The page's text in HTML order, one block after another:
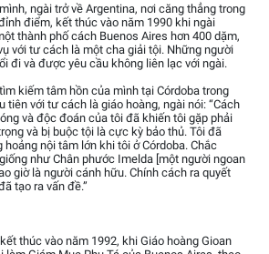
ngài trở về Argentina, nơi căng thẳng trong
điểm, kết thúc vào năm 1990 khi ngài
thành phố cách Buenos Aires hơn 400 dặm,
với tư cách là một cha giải tội. Những người
đi và được yêu cầu không liên lạc với ngài.
kiếm tâm hồn của mình tại Córdoba trong
tiên với tư cách là giáo hoàng, ngài nói: “Cách
và độc đoán của tôi đã khiến tôi gặp phải
và bị buộc tội là cực kỳ bảo thủ. Tôi đã
nội tâm lớn khi tôi ở Córdoba. Chắc
như Chân phước Imelda [một người ngoan
giờ là người cánh hữu. Chính cách ra quyết
tạo ra vấn đề.”
thúc vào năm 1992, khi Giáo hoàng Gioan